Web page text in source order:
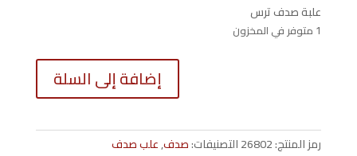
علبة صدف ترس
1 متوفر في المخزون
كمية
صدف
إضافة إلى السلة
رمز المنتج:26802التصنيفات:صدف,علب صدف